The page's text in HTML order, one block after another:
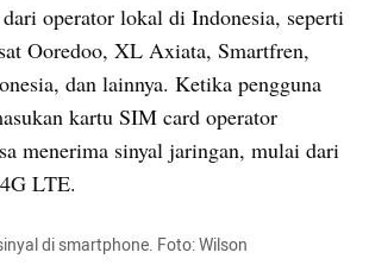
operator lokal di Indonesia, seperti
Ooredoo, XL Axiata, Smartfren,
dan lainnya. Ketika pengguna
kartu SIM card operator
menerima sinyal jaringan, mulai dari
LTE.
di smartphone. Foto: Wilson